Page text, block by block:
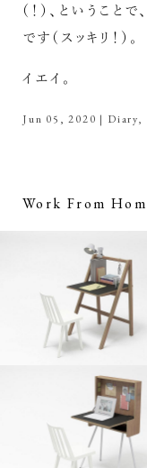
（！）、ということ
です（スッキリ！）。
イエイ。
Jun 05, 2020 | Diary,
Work From